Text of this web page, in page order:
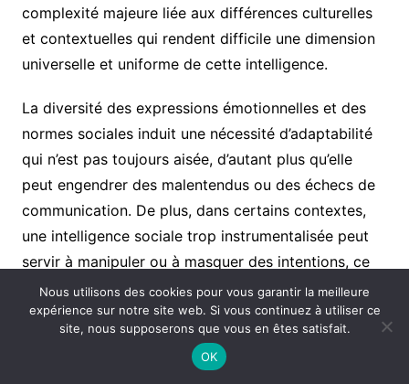
complexité majeure liée aux différences culturelles
et contextuelles qui rendent difficile une dimension
universelle et uniforme de cette intelligence.
La diversité des expressions émotionnelles et des
normes sociales induit une nécessité d’adaptabilité
qui n’est pas toujours aisée, d’autant plus qu’elle
peut engendrer des malentendus ou des échecs de
communication. De plus, dans certains contextes,
une intelligence sociale trop instrumentalisée peut
servir à manipuler ou à masquer des intentions, ce
qui pose une réflexion éthique importante,
notamment dans les domaines très concurrentiels
du marketing ou des ressources humaines.
Nous utilisons des cookies pour vous garantir la meilleure
expérience sur notre site web. Si vous continuez à utiliser ce
site, nous supposerons que vous en êtes satisfait.
OK